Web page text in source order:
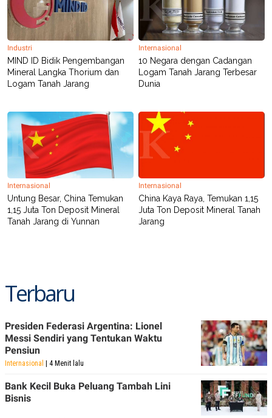
V
JARINGAN
K
O
A
A
A
M
P
R
S
E
E
I
D
L
N
A
E
T
A
K
K
A
E
M
T
N
E
A
P
A
V
E
Industri
MIND ID Bidik Pengembangan
Mineral Langka Thorium dan
Logam Tanah Jarang
Internasional
10 Negara dengan Cadangan
Logam Tanah Jarang Terbesar
Dunia
Internasional
Untung Besar, China Temukan
1,15 Juta Ton Deposit Mineral
Tanah Jarang di Yunnan
Internasional
China Kaya Raya, Temukan 1,15
Juta Ton Deposit Mineral Tanah
Jarang
Terbaru
Presiden Federasi Argentina: Lionel
Messi Sendiri yang Tentukan Waktu
Pensiun
Internasional | 4 Menit lalu
Bank Kecil Buka Peluang Tambah Lini
Bisnis